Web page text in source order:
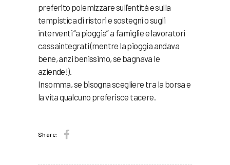
preferito polemizzare sull’entità e sulla
tempistica di ristori e sostegni o sugli
interventi “a pioggia” a famiglie e lavoratori
cassaintegrati (mentre la pioggia andava
bene, anzi benissimo, se bagnava le
aziende!).
Insomma, se bisogna scegliere tra la borsa e
la vita qualcuno preferisce tacere.
Share: